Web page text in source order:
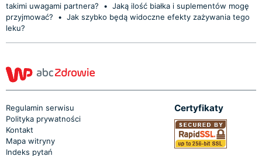
takimi uwagami partnera?
• Jaką ilość białka i suplementów mogę
przyjmować?
• Jak szybko będą widoczne efekty zażywania tego
leku?
Regulamin serwisu
Polityka prywatności
Kontakt
Mapa witryny
Indeks pytań
Certyfikaty